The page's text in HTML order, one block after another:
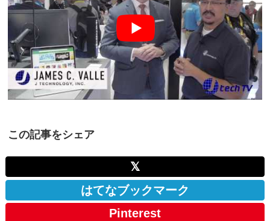
この記事をシェア
𝕏
はてなブックマーク
Pinterest